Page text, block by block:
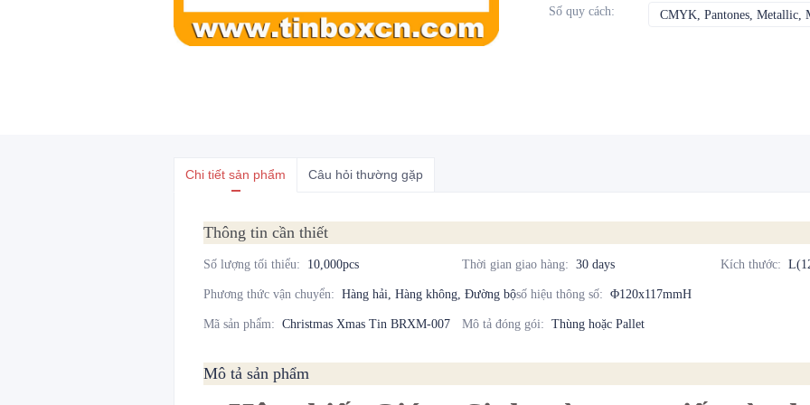
Số quy cách: CMYK, Pantones, Metallic,
Chi tiết sản phẩm Câu hỏi thường gặp
Thông tin cần thiết
Số lượng tối thiểu: 10,000pcs Thời gian giao hàng: 30 days Kích thước:
Phương thức vận chuyển: Hàng hải, Hàng không, Đường bộsố hiệu thông số: Φ120x117mmH
Mã sản phẩm: Christmas Xmas Tin BRXM-007 Mô tả đóng gói: Thùng hoặc Pallet
Mô tả sản phẩm